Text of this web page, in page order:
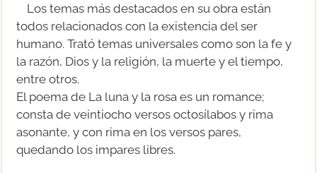
Los temas más destacados en su obra están
todos relacionados con la existencia del ser
humano. Trató temas universales como son la fe y
la razón, Dios y la religión, la muerte y el tiempo,
entre otros.
El poema de La luna y la rosa es un romance;
consta de veintiocho versos octosílabos y rima
asonante, y con rima en los versos pares,
quedando los impares libres.